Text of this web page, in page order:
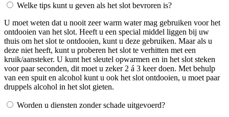
Welke tips kunt u geven als het slot bevroren is?
U moet weten dat u nooit zeer warm water mag gebruiken voor het
ontdooien van het slot. Heeft u een special middel liggen bij uw
thuis om het slot te ontdooien, kunt u deze gebruiken. Maar als u
deze niet heeft, kunt u proberen het slot te verhitten met een
kruik/aansteker. U kunt het sleutel opwarmen en in het slot steken
voor paar seconden, dit moet u zeker 2 á 3 keer doen. Met behulp
van een spuit en alcohol kunt u ook het slot ontdooien, u moet paar
druppels alcohol in het slot gieten.
Worden u diensten zonder schade uitgevoerd?